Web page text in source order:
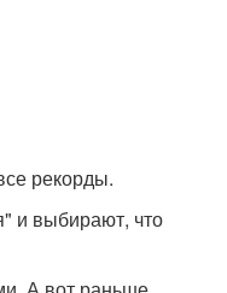
рекорды.
и выбирают, что